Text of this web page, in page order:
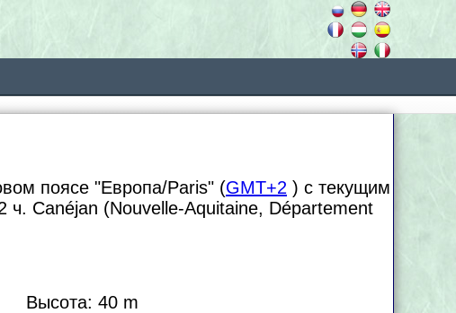
поясе "Европа/Paris" (GMT+2 ) с текущим
ч. Canéjan (Nouvelle-Aquitaine, Département
Высота: 40 m